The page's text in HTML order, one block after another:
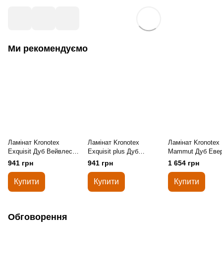
Ми рекомендуємо
Ламінат Kronotex
Exquisit Дуб Вейвлес
Натуральный 3004
941 грн
Купити
Ламінат Kronotex
Exquisit plus Дуб
Портовый Серый 3572
941 грн
Купити
Ламінат Kronotex
Mammut Дуб
Срібло 3081
1 654 грн
Купити
Обговорення